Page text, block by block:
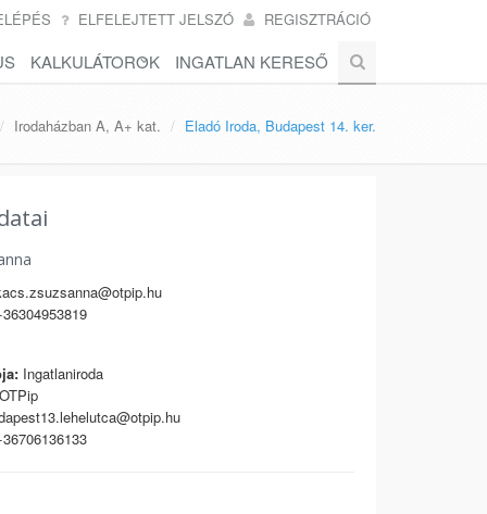
ELFELEJTETT JELSZÓ REGISZTRÁCIÓ
KALKULÁTOROK INGATLAN KERESŐ
Irodaházban A, A+ kat. Eladó Iroda, Budapest 14. ker.
Ingatlaniroda